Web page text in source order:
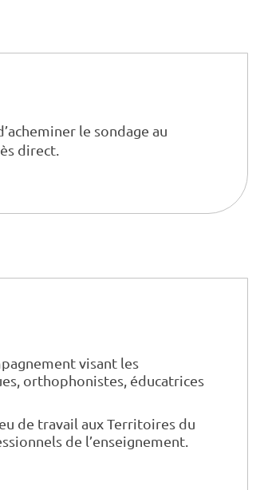
le sondage au
direct.
visant les
orthophonistes, éducatrices
de travail aux Territoires du
de l’enseignement.